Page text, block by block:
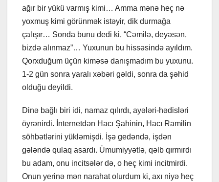
ağır bir yükü varmış kimi… Amma mənə heç nə
yoxmuş kimi görünmək istəyir, dik durmağa
çalışır… Sonda bunu dedi ki, “Cəmilə, deyəsən,
bizdə alınmaz”… Yuxunun bu hissəsində ayıldım.
Qorxduğum üçün kiməsə danışmadım bu yuxunu.
1-2 gün sonra yaralı xəbəri gəldi, sonra da şəhid
olduğu deyildi.
Dinə bağlı biri idi, namaz qılırdı, ayələri-hədisləri
öyrənirdi. İnternetdən Hacı Şahinin, Hacı Ramilin
söhbətlərini yükləmişdi. İşə gedəndə, işdən
gələndə qulaq asardı. Ümumiyyətlə, qəlb qırmırdı
bu adam, onu incitsələr də, o heç kimi incitmirdi.
Onun yerinə mən narahat olurdum ki, axı niyə heç